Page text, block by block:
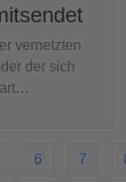
vernetzten
der sich
6 7